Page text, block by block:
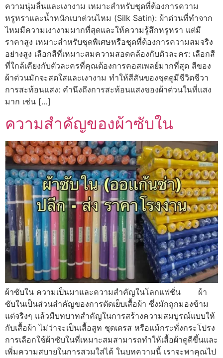
ความนุ่มลื่นและเงางาม เหมาะสำหรับชุดที่ต้องการความ
หรูหราและน้ำหนักเบาต่วนไหม (Silk Satin): ผ้าต่วนที่ทำจาก
ไหมมีความเงางามมากที่สุดและให้ความรู้สึกหรูหรา แต่มี
ราคาสูง เหมาะสำหรับชุดพิเศษหรือชุดที่ต้องการความสมจริง
อย่างสูง เลือกสีที่เหมาะสมความสอดคล้องกับตัวละคร: เลือกสี
ที่ใกล้เคียงกับตัวละครที่คุณต้องการคอสเพลย์มากที่สุด สีของ
ผ้าต่วนมักจะสดใสและเงางาม ทำให้สีสันของชุดดูมีชีวิตชีวา
การสะท้อนแสง: คำนึงถึงการสะท้อนแสงของผ้าต่วนในที่แสง
มาก เช่น […]
ความสำคัญของผ้าซับใน
ผ้าซับใน ความเป็นมาและความสำคัญในโลกแฟชั่น ผ้า
ซับในเป็นส่วนสำคัญของการตัดเย็บเสื้อผ้า ซึ่งมักถูกมองข้าม
แต่จริงๆ แล้วมีบทบาทสำคัญในการสร้างความสมบูรณ์แบบให้
กับเสื้อผ้า ไม่ว่าจะเป็นเสื้อสูท ชุดเดรส หรือแม้กระทั่งกระโปรง
การเลือกใช้ผ้าซับในที่เหมาะสมสามารถทำให้เสื้อผ้าดูดีขึ้นและ
เพิ่มความสบายในการสวมใส่ได้ ในบทความนี้ เราจะพาคุณไป